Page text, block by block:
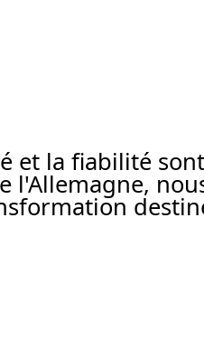
et la fiabilité